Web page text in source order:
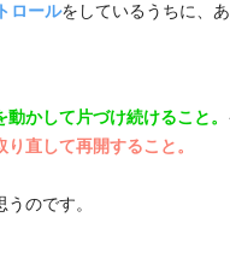
ロールをしているうちに、
動かして片づけ続けること。
り直して再開すること。
のです。